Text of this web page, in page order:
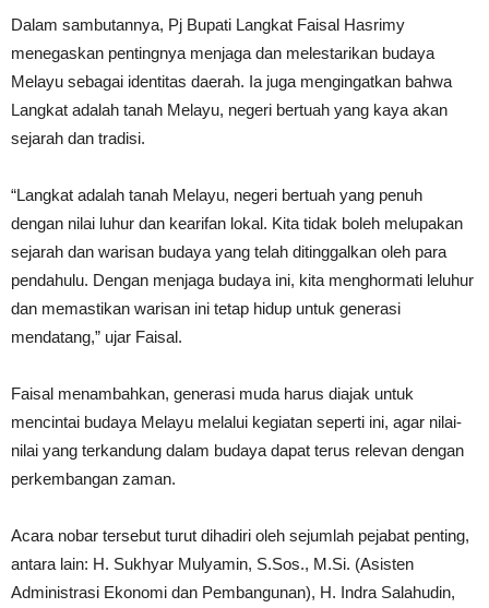
Dalam sambutannya, Pj Bupati Langkat Faisal Hasrimy
menegaskan pentingnya menjaga dan melestarikan budaya
Melayu sebagai identitas daerah. Ia juga mengingatkan bahwa
Langkat adalah tanah Melayu, negeri bertuah yang kaya akan
sejarah dan tradisi.
“Langkat adalah tanah Melayu, negeri bertuah yang penuh
dengan nilai luhur dan kearifan lokal. Kita tidak boleh melupakan
sejarah dan warisan budaya yang telah ditinggalkan oleh para
pendahulu. Dengan menjaga budaya ini, kita menghormati leluhur
dan memastikan warisan ini tetap hidup untuk generasi
mendatang,” ujar Faisal.
Faisal menambahkan, generasi muda harus diajak untuk
mencintai budaya Melayu melalui kegiatan seperti ini, agar nilai-
nilai yang terkandung dalam budaya dapat terus relevan dengan
perkembangan zaman.
Acara nobar tersebut turut dihadiri oleh sejumlah pejabat penting,
antara lain: H. Sukhyar Mulyamin, S.Sos., M.Si. (Asisten
Administrasi Ekonomi dan Pembangunan), H. Indra Salahudin,